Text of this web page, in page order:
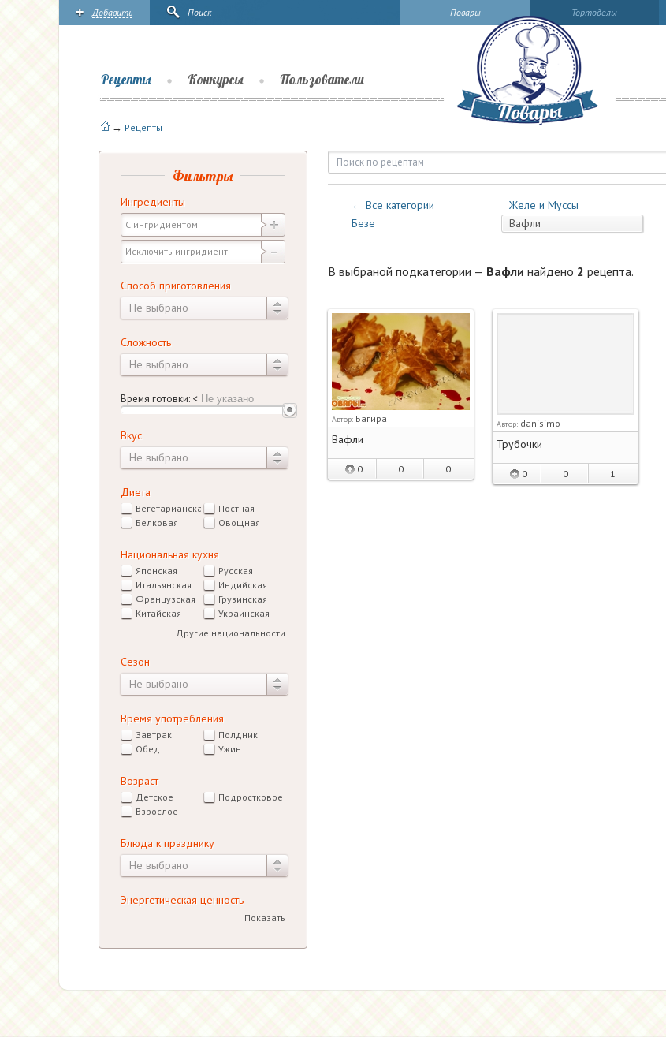
Тортоделы
Повары
Добавить Поиск
Рецепты Конкурсы Пользователи
→ Рецепты
Рецепты — Десерты — Вафли | Повары.ру
← Все категории Желе и Муссы
Безе
Вафли
В выбраной подкатегории — Вафли найдено 2 рецепта.
Автор: Багира
Вафли
0 0 0
Автор: danisimo
Трубочки
0 0 1
Фильтры
Ингредиенты
Способ приготовления
Не выбрано
Сложность
Не выбрано
Время готовки: <
Вкус
Не выбрано
Диета
Вегетарианская
Постная
Белковая
Овощная
Национальная кухня
Японская
Русская
Итальянская
Индийская
Французская
Грузинская
Китайская
Украинская
Другие национальности
Сезон
Не выбрано
Время употребления
Завтрак
Полдник
Обед
Ужин
Возраст
Детское
Подростковое
Взрослое
Блюда к празднику
Не выбрано
Энергетическая ценность
Показать